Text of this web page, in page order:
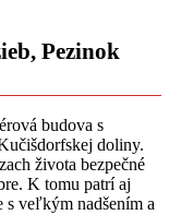
Pezinok
budova s
doliny.
života bezpečné
K tomu patrí aj
s veľkým nadšením a